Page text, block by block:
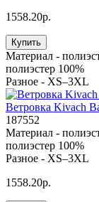
1558.20р.
Купить
Материал -
полиэстер 100%
Разное - XS–3XL
Ветровка Kivach
187552
Материал -
полиэстер 100%
Разное - XS–3XL
1558.20р.